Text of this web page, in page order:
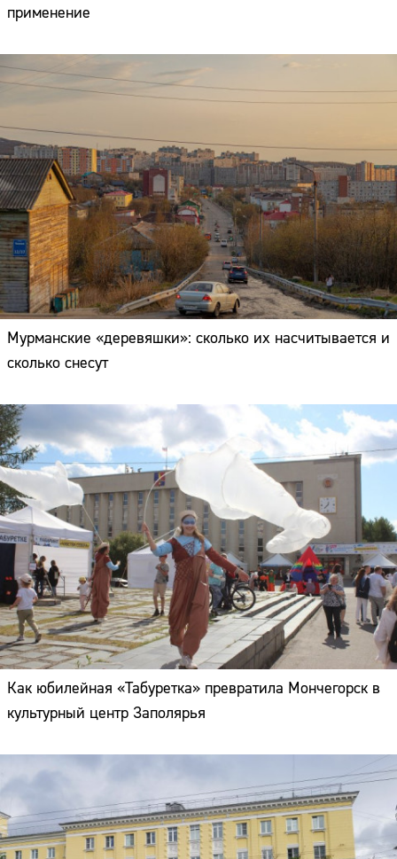
применение
Мурманские «деревяшки»: сколько их насчитывается и
сколько снесут
Как юбилейная «Табуретка» превратила Мончегорск в
культурный центр Заполярья